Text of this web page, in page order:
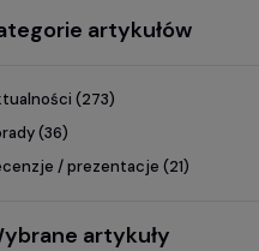
artykułów
(273)
(36)
/ prezentacje (21)
artykuły